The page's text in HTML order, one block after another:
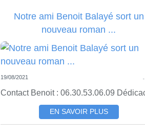
Notre ami Benoit Balayé sort un
nouveau roman ...
19/08/2021
Contact Benoit : 06.30.53.06.09
EN SAVOIR PLUS